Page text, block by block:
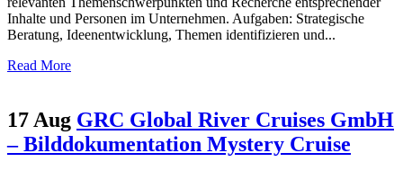
Inhalte und Personen im Unternehmen. Aufgaben: Strategische
Beratung, Ideenentwicklung, Themen identifizieren und...
Read More
17 Aug GRC Global River Cruises GmbH
– Bilddokumentation Mystery Cruise